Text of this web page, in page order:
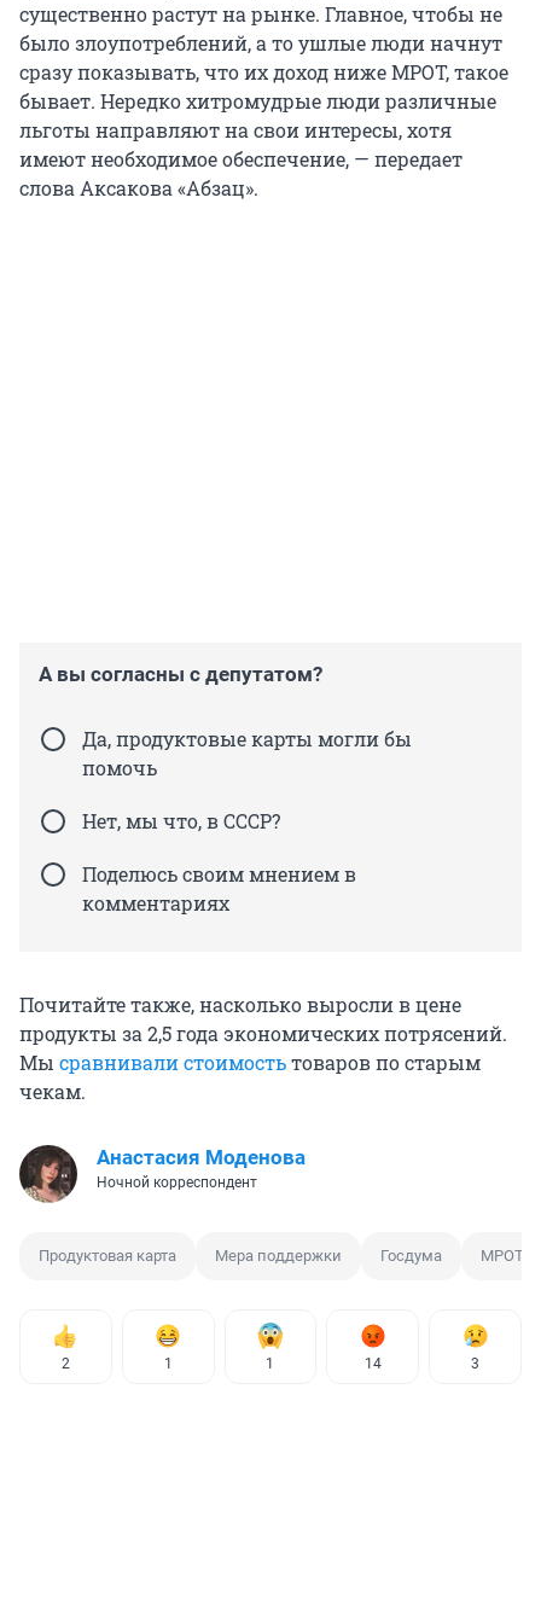
существенно растут на рынке. Главное, чтобы не
было злоупотреблений, а то ушлые люди начнут
сразу показывать, что их доход ниже МРОТ, такое
бывает. Нередко хитромудрые люди различные
льготы направляют на свои интересы, хотя
имеют необходимое обеспечение, — передает
слова Аксакова «Абзац».
А вы согласны с депутатом?
Да, продуктовые карты могли бы
помочь
Нет, мы что, в СССР?
Поделюсь своим мнением в
комментариях
Почитайте также, насколько выросли в цене
продукты за 2,5 года экономических потрясений.
Мы сравнивали стоимостьтоваров по старым
чекам.
Анастасия Моденова
Ночной корреспондент
Продуктовая карта Мера поддержки Госдума МРОТ
2 1 1 14 3